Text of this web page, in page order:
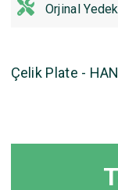
Orjinal
Çelik Plate -